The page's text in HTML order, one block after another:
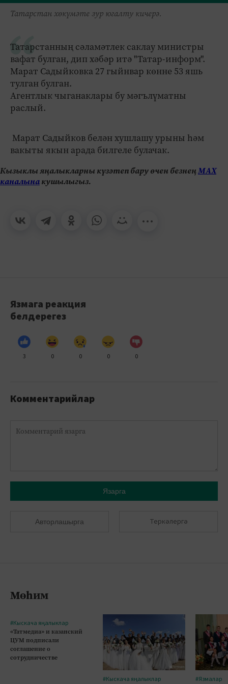
Татарстан хөкүмәте зур югалту кичерә.
Татарстанның сәламәтлек саклау министры
вафат булган, дип хәбәр итә "Татар-информ".
Марат Садыйковка 27 гыйнвар көнне 53 яшь
тулган булган.
Агентлык чыганаклары бу мәгълүматны
раслый.
Марат Садыйков белән хушлашу урыны һәм
вакыты якын арада билгеле булачак.
Кызыклы яңалыкларны күзәтеп бару өчен безнеңМАХ
каналынакушылыгыз.
Язмага реакция
белдерегез
3 0 0 0 0
Комментарийлар
Язарга
Авторлашырга Теркәлергә
Мөһим
#Кыскача яңалыклар
«Татмедиа» и казанский
ЦУМ подписали
соглашение о
сотрудничестве
#Кыскача яңалыклар #Язмалар